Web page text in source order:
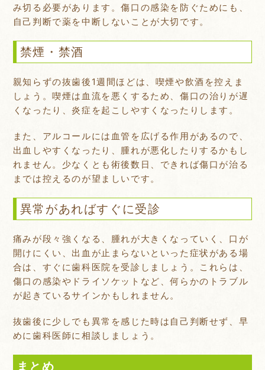
み切る必要があります。傷口の感染を防ぐためにも、
自己判断で薬を中断しないことが大切です。
禁煙・禁酒
親知らずの抜歯後1週間ほどは、喫煙や飲酒を控えま
しょう。喫煙は血流を悪くするため、傷口の治りが遅
くなったり、炎症を起こしやすくなったりします。
また、アルコールには血管を広げる作用があるので、
出血しやすくなったり、腫れが悪化したりするかもし
れません。少なくとも術後数日、できれば傷口が治る
までは控えるのが望ましいです。
異常があればすぐに受診
痛みが段々強くなる、腫れが大きくなっていく、口が
開けにくい、出血が止まらないといった症状がある場
合は、すぐに歯科医院を受診しましょう。これらは、
傷口の感染やドライソケットなど、何らかのトラブル
が起きているサインかもしれません。
抜歯後に少しでも異常を感じた時は自己判断せず、早
めに歯科医師に相談しましょう。
まとめ